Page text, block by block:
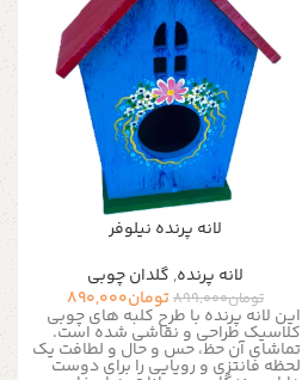
لانه پرنده نیلوفر
لانه پرنده, گلدان چوبی
تومان899,000تومان890,000
این لانه پرنده با طرح کلبه های چوبی
کلاسیک طراحی و نقاشی شده است.
تماشای آن حظ، حس و حال و لطافت یک
لحظه فانتزی و رویایی را برای دوست